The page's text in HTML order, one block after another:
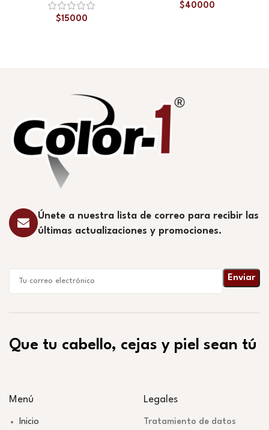
$15000
$40000
Únete a nuestra lista de correo para recibir las
últimas actualizaciones y promociones.
Que tu cabello, cejas y piel sean tú
Menú
Inicio
Legales
Tratamiento de datos